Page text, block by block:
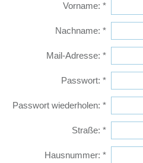
Vorname: *
Nachname: *
Mail-Adresse: *
Passwort: *
Passwort wiederholen: *
Straße: *
Hausnummer: *